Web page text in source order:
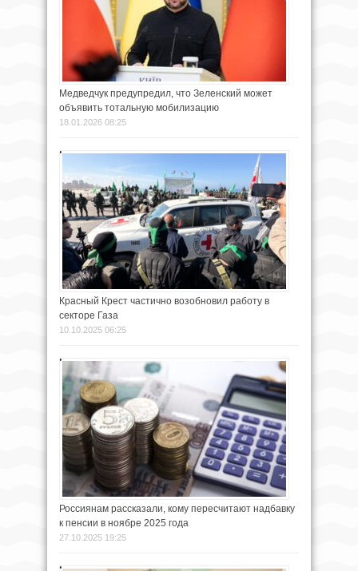
Медведчук предупредил, что Зеленский может
объявить тотальную мобилизацию
18.01.2026 08:25
Красный Крест частично возобновил работу в
секторе Газа
10.10.2025 06:25
Россиянам рассказали, кому пересчитают надбавку
к пенсии в ноябре 2025 года
27.10.2025 19:25